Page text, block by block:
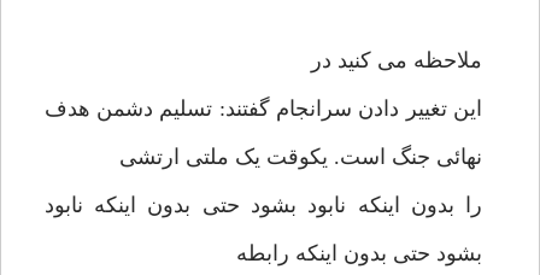
ملاحظه می کنید در
این تغییر دادن سرانجام گفتند: تسلیم دشمن هدف
نهائی جنگ است. یکوقت یک ملتی ارتشی
را بدون اینکه نابود بشود حتی بدون اینکه نابود
بشود حتی بدون اینکه رابطه